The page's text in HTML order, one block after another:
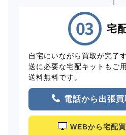
宅
自宅にいながら買取が完了
送に必要な宅配キットもご
送料無料です。
電話から出張
WEBから宅配